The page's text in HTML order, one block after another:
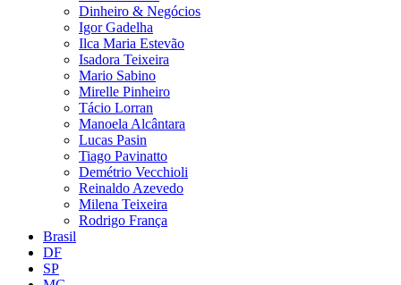
Dinheiro & Negócios
Igor Gadelha
Ilca Maria Estevão
Isadora Teixeira
Mario Sabino
Mirelle Pinheiro
Tácio Lorran
Manoela Alcântara
Lucas Pasin
Tiago Pavinatto
Demétrio Vecchioli
Reinaldo Azevedo
Milena Teixeira
Rodrigo França
Brasil
DF
SP